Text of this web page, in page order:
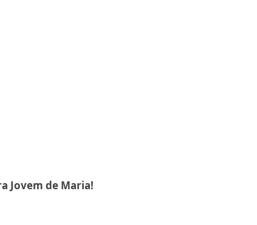
Jovem de Maria!